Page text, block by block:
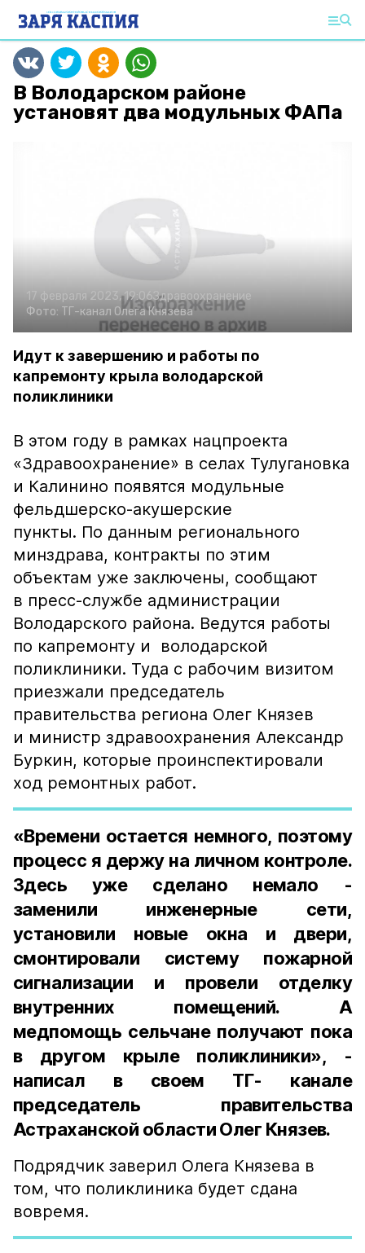
В Володарском районе
установят два модульных ФАПа
17 февраля 2023, 19:06Здравоохранение
Фото: ТГ-канал Олега Князева
Идут к завершению и работы по
капремонту крыла володарской
поликлиники
В этом году в рамках нацпроекта
«Здравоохранение» в селах Тулугановка
и Калинино появятся модульные
фельдшерско-акушерские
пункты. По данным регионального
минздрава, контракты по этим
объектам уже заключены, сообщают
в пресс-службе администрации
Володарского района. Ведутся работы
по капремонту и володарской
поликлиники. Туда с рабочим визитом
приезжали председатель
правительства региона Олег Князев
и министр здравоохранения Александр
Буркин, которые проинспектировали
ход ремонтных работ.
«Времени остается немного, поэтому
процесс я держу на личном контроле.
Здесь уже сделано немало -
заменили инженерные сети,
установили новые окна и двери,
смонтировали систему пожарной
сигнализации и провели отделку
внутренних помещений. А
медпомощь сельчане получают пока
в другом крыле поликлиники», -
написал в своем ТГ- канале
председатель правительства
Астраханской области Олег Князев.
Подрядчик заверил Олега Князева в
том, что поликлиника будет сдана
вовремя.